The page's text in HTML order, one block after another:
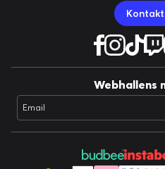
Webhallens
Email